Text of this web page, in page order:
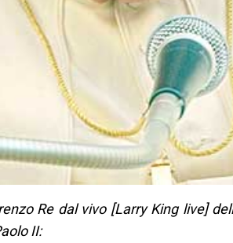
Re dal vivo [Larry King live]
II: